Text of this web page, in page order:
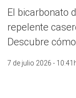
El bicarbonato
repelente
Descubre
7 de julio 2026 -